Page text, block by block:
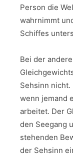
Person die
wahrnimmt
Schiffes
Bei der
Sehsinn nicht.
wenn jemand
arbeitet. Der
den Seegang
stehenden
der Sehsinn